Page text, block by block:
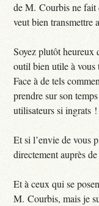
de M. Courbis ne fait
veut bien transmettre
Soyez plutôt heureux
outil bien utile à vous
Face à de tels
prendre sur son
utilisateurs si ingrats !
Et si l’envie de vous
directement auprès
Et à ceux qui se
M. Courbis, mais je